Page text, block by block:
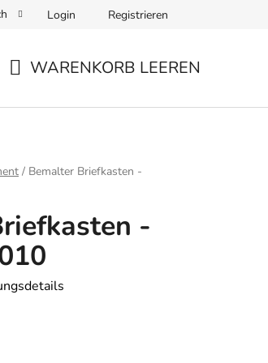
Login Registrieren
WARENKORB LEEREN
/ Bemalter Briefkasten -
-